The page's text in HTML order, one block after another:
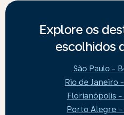
Explore os
escolhidos
São Paulo -
Rio de Janeiro
Florianópolis -
Porto Alegre -